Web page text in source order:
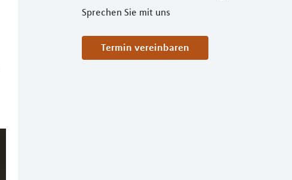
Sprechen Sie mit uns
Termin vereinbaren